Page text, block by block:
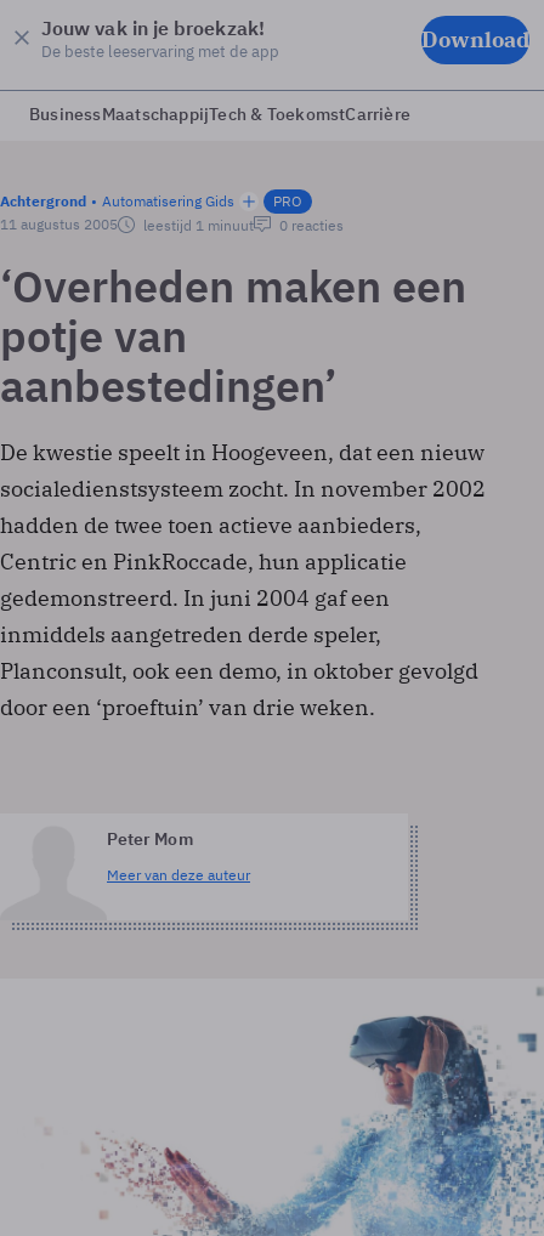
Jouw vak in je broekzak!
De beste leeservaring met de app Download
BusinessMaatschappijTech & ToekomstCarrière
Achtergrond Automatisering Gids
PRO
11 augustus 2005
leestijd 1 minuut 0 reacties
‘Overheden maken een
potje van
aanbestedingen’
De kwestie speelt in Hoogeveen, dat een nieuw
socialedienstsysteem zocht. In november 2002
hadden de twee toen actieve aanbieders,
Centric en PinkRoccade, hun applicatie
gedemonstreerd. In juni 2004 gaf een
inmiddels aangetreden derde speler,
Planconsult, ook een demo, in oktober gevolgd
door een ‘proeftuin’ van drie weken.
Peter Mom
Meer van deze auteur